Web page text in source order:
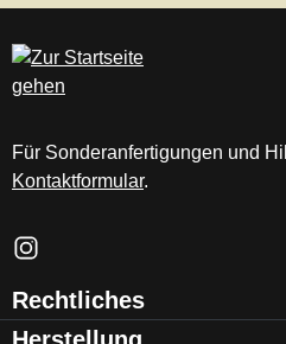
Für Sonderanfertigungen und
Kontaktformular.
Schau auf Instagram vorbei –
Rechtliches